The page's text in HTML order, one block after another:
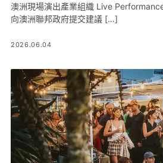
澳洲現場演出產業組織 Live
向澳洲聯邦政府提交建議 […]
2026.06.04